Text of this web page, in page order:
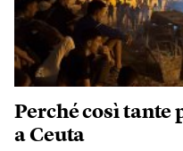
Perché così tante
a Ceuta